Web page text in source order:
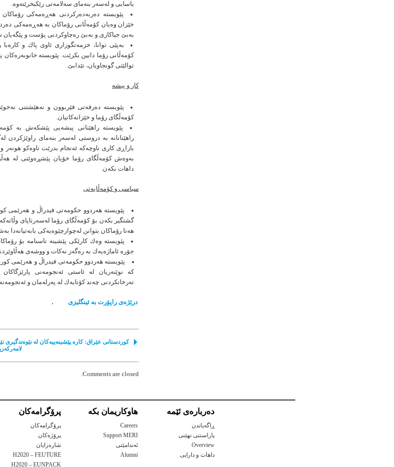
یاسایی و لەسەر بنەمای سەلامەتی رێكبخرێتەوە.
پێویستە دەربەدەركردنی هەڕەمەكی رۆماكان
خێزان وەیان كۆمەڵانی رۆماكان بە هەڕەمەكی
بەبێ جیاكاری و بەبێ رەچاوكردنی پۆست و پێگەیان
بەپێی توانا، خزمەتگوزاری ئاوی پاك و
كۆمەڵانی رۆما دابین بكرێت. پێویستە خانوبەرەكان
توالێتی گونجاویان، تێدابێ.
كار و پیشە
پێویستە دەرفەتی فێربوون و نەهێشتنی
كۆمەڵگای رۆما و خێزانەكانیان.
پێویستە راهێنانی پیشەیی پێشكەش بە
راهێنانانە بە دروستی لەسەر بنەمای راوێژكردن
بازاڕی كاری ناوچەكە ئەنجام بدرێت تاوەكو هونەر
بەوەش كۆمەڵگای رۆما خۆیان پێشڕەوێتی لە
داهات بكەن.
سیاسی و كۆمەڵایەتی
پێویستە هەردوو حكومەتی فیدراڵ و هەرێمی
گشتگیر بكەن بۆ كۆمەڵگای رۆما لەسەرتاپای
هەتا رۆماكان بتوانن لەچوارچێوەیەكی بابەتیانەدا
پێویستە وەك كارێكی پێشینە ناسنامە بۆ
جۆرە ئاماژەیەك بە رەگەز نەكات و ووشەی
پێویستە هەردوو حكومەتی فیدراڵ و هەرێمی
كە نوێنەریان لە ئاستی ئەنجومەنی
تەرخانكردنی چەند كۆتایەك لە پەرلەمان و
درێژەی راپۆرت بە ئینگلیزی .
كوردستانی عێراق: كارە پێشینەییەكان لە نێوەندگیری
Comments are closed.
پرۆگرامه‌كان
پرۆگرامه‌كان
پرۆژه‌كان
شاره‌زایان
H2020 – FEUTURE
H2020 – EUNPACK
هاوكاریمان بكه‌
Careers
Support MERI
ئەندامێتی
Alumni
ده‌رباره‌ی ئێمه‌
ڕاگەیاندن
پاراستنی نهێنی
Overview
داهات و دارايی